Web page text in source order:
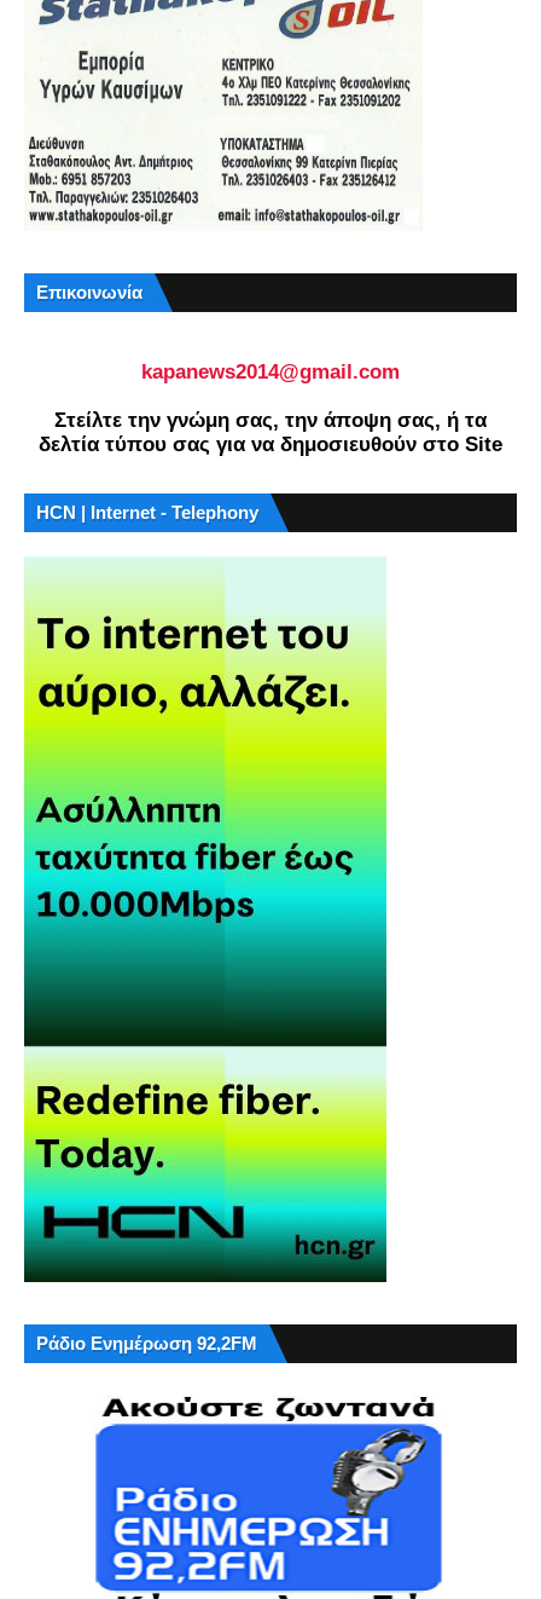
Επικοινωνία
kapanews2014@gmail.com
Στείλτε την γνώμη σας, την άποψη σας, ή τα
δελτία τύπου σας για να δημοσιευθούν στο Site
HCN | Internet - Telephony
Ράδιο Ενημέρωση 92,2FM